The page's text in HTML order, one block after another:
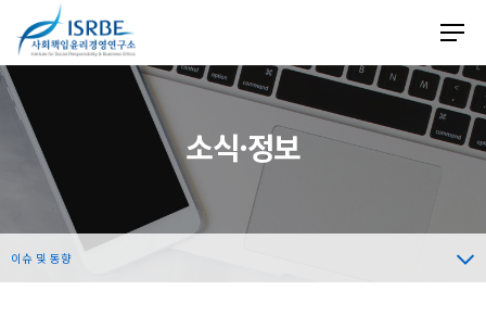
소식·정보
이슈 및 동향